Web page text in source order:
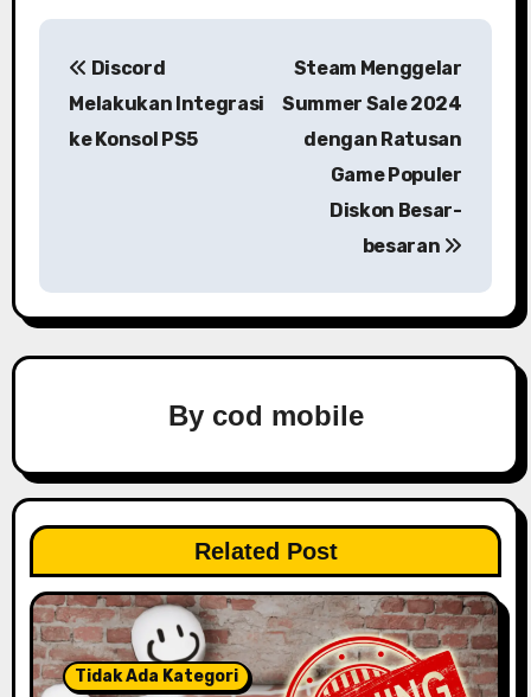
a
v
a
t
i
o
n
Discord
Melakukan Integrasi
ke Konsol PS5
Steam Menggelar
Summer Sale 2024
dengan Ratusan
Game Populer
Diskon Besar-
besaran
By cod mobile
Related Post
Tidak Ada Kategori